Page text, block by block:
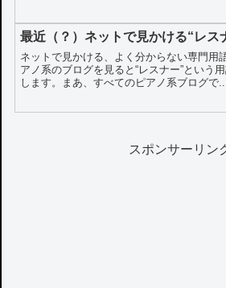
最近（？）ネットで見かける“レス
ネットで見かける、よく分からない専門
アノ系のブログを見ると“レスナー”という
します。まあ、すべてのピアノ系ブログで...
スポンサーリン